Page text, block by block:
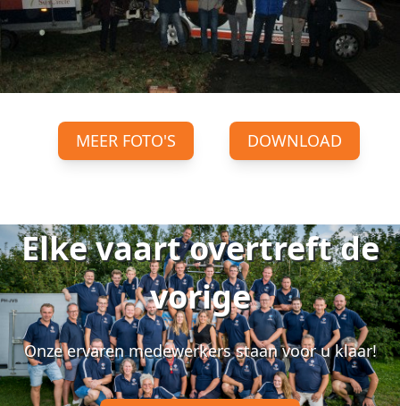
MEER FOTO'S DOWNLOAD
Elke vaart overtreft de
vorige
Onze ervaren medewerkers staan voor u klaar!